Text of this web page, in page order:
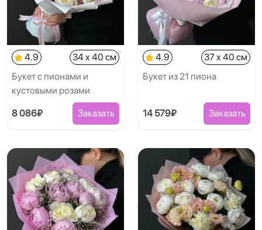
4.9
34 x 40 см
Букет с пионами и
кустовыми розами
8 086₽ Заказать
4.9
37 x 40 см
Букет из 21 пиона
14 579₽ Заказать